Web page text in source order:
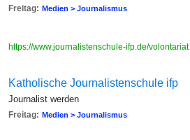
Freitag: Medien > Journalismus
https://www.journalistenschule-ifp.de/volontariat
Katholische Journalistenschule ifp
Journalist werden
Freitag: Medien > Journalismus